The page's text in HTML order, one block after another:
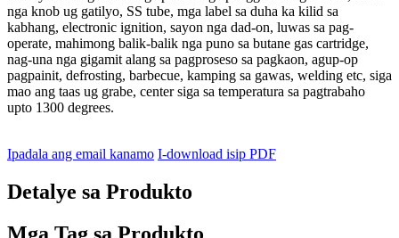
nga knob ug gatilyo, SS tube, mga label sa duha ka kilid sa
kabhang, electronic ignition, sayon ​​nga dad-on, luwas sa pag-
operate, mahimong balik-balik nga puno sa butane gas cartridge,
nag-una nga gigamit alang sa pagproseso sa pagkaon, agup-op
pagpainit, defrosting, barbecue, kamping sa gawas, welding etc, siga
mao ang taas ug grabe, center siga sa temperatura sa pagtrabaho
upto 1300 degrees.
Ipadala ang email kanamo I-download isip PDF
Detalye sa Produkto